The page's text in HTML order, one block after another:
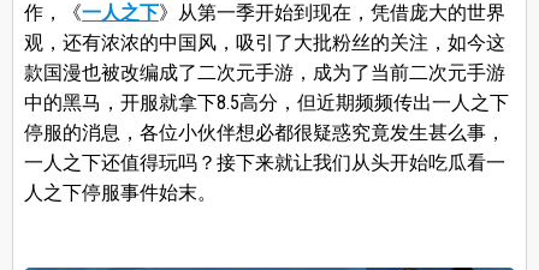
作，《一人之下》从第一季开始到现在，凭借庞大的世界
观，还有浓浓的中国风，吸引了大批粉丝的关注，如今这
款国漫也被改编成了二次元手游，成为了当前二次元手游
中的黑马，开服就拿下8.5高分，但近期频频传出一人之下
停服的消息，各位小伙伴想必都很疑惑究竟发生甚么事，
一人之下还值得玩吗？接下来就让我们从头开始吃瓜看一
人之下停服事件始末。